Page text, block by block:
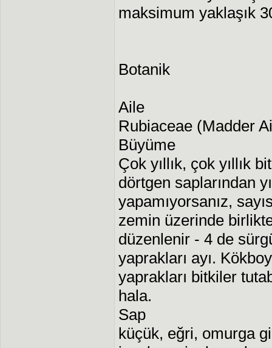
maksimum yaklaşık
Botanik
Aile
Rubiaceae (Madder
Büyüme
Çok yıllık, çok yıllık
dörtgen saplarından
yapamıyorsanız,
zemin üzerinde
düzenlenir - 4 de
yaprakları ayı.
yaprakları bitkiler
hala.
Sap
küçük, eğri, omurga